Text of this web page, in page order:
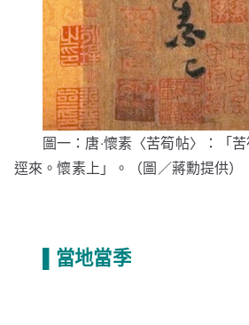
圖一：唐‧懷素〈苦筍帖〉：「
逕來。懷素上」。（圖／蔣勳提供）
▌當地當季